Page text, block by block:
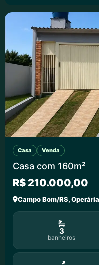
Casa Venda
Casa com 160m²
R$ 210.000,00
Campo Bom/RS, Operária
3
banheiros